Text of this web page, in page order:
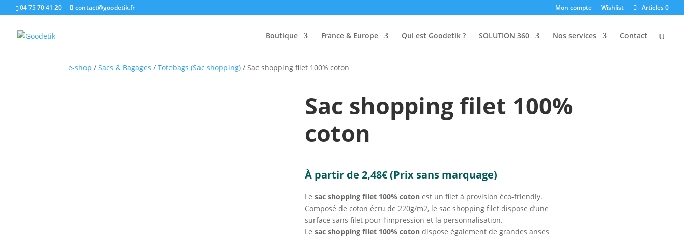
04 75 70 41 20 contact@goodetik.fr Mon compte Wishlist Articles 0
Boutique France & Europe Qui est Goodetik ? SOLUTION 360 Nos services Contact
e-shop /Sacs & Bagages /Totebags (Sac shopping) / Sac shopping filet 100% coton
Sac shopping filet 100%
coton
À partir de 2,48€(Prix sans marquage)
Le sac shopping filet 100% cotonest un filet à provision éco-friendly.
Composé de coton écru de 220g/m2, le sac shopping filet dispose d’une
surface sans filet pour l’impression et la personnalisation.
Le sac shopping filet 100% cotondispose également de grandes anses